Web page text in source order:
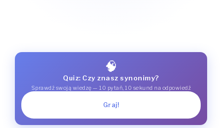
🧠
Quiz: Czy znasz synonimy?
Sprawdź swoją wiedzę — 10 pytań, 10 sekund na odpowiedź
Graj!